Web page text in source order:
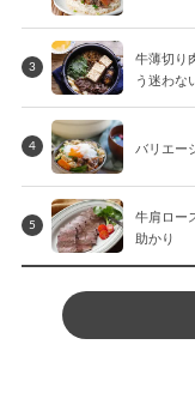
3
牛薄切り
う迷わな
4 バリエー
5
牛肩ロー
助かり